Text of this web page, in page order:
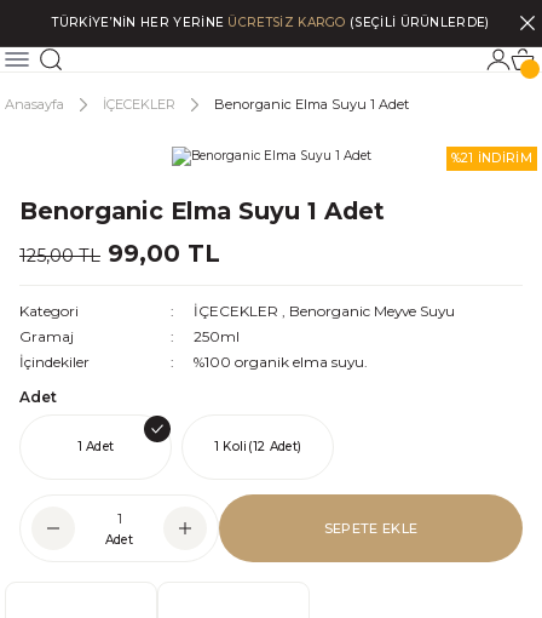
TÜRKİYE’NİN HER YERİNE ÜCRETSİZ KARGO (SEÇİLİ ÜRÜNLERDE)
Anasayfa İÇECEKLER Benorganic Elma Suyu 1 Adet
%21 İNDİRİM
Benorganic Elma Suyu 1 Adet
125,00 TL 99,00 TL
Kategori İÇECEKLER , Benorganic Meyve Suyu
Gramaj
250ml
İçindekiler
%100 organik elma suyu.
Adet
1 Adet 1 Koli(12 Adet)
Adet
SEPETE EKLE